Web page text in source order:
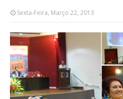
Sexta-Feira, Março 22, 2013